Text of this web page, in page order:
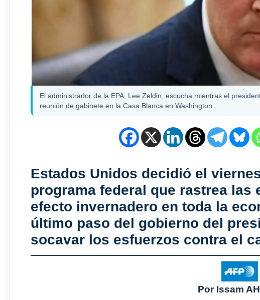
El administrador de la EPA, Lee Zeldin, escucha mientras el
reunión de gabinete en la Casa Blanca en Washington.
Estados Unidos decidió el
programa federal que rastrea las
efecto invernadero en toda la
último paso del gobierno del
socavar los esfuerzos contra el
Por Issam